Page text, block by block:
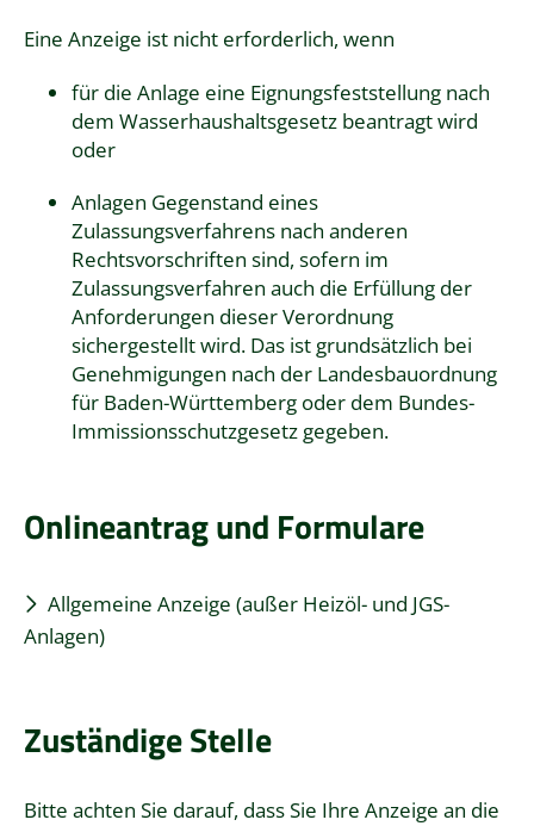
Eine Anzeige ist nicht erforderlich, wenn
für die Anlage eine Eignungsfeststellung nach
dem Wasserhaushaltsgesetz beantragt wird
oder
Anlagen Gegenstand eines
Zulassungsverfahrens nach anderen
Rechtsvorschriften sind, sofern im
Zulassungsverfahren auch die Erfüllung der
Anforderungen dieser Verordnung
sichergestellt wird. Das ist grundsätzlich bei
Genehmigungen nach der Landesbauordnung
für Baden-Württemberg oder dem Bundes-
Immissionsschutzgesetz gegeben.
Onlineantrag und Formulare
Allgemeine Anzeige (außer Heizöl- und JGS-
Anlagen)
Zuständige Stelle
Bitte achten Sie darauf, dass Sie Ihre Anzeige an die